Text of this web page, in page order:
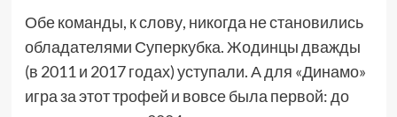
Обе команды, к слову, никогда не становились
обладателями Суперкубка. Жодинцы дважды
(в 2011 и 2017 годах) уступали. А для «Динамо»
игра за этот трофей и вовсе была первой: до